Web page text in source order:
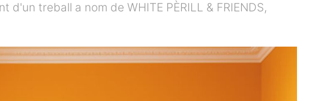
d'un treball a nom de WHITE PÈRILL & FRIENDS,